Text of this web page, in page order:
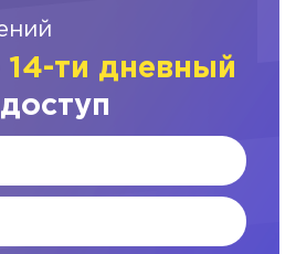
14-ти дневный